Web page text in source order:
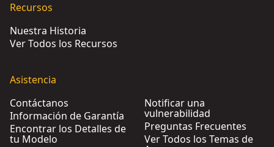
Recursos
Nuestra Historia
Ver Todos los Recursos
Asistencia
Contáctanos
Información de Garantía
Encontrar los Detalles de
tu Modelo
Notificar una
vulnerabilidad
Preguntas Frecuentes
Ver Todos los Temas de